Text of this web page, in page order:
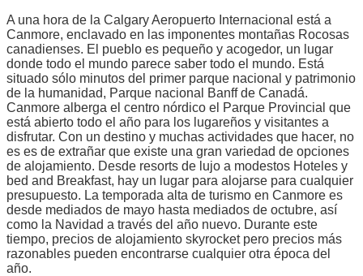
A una hora de la Calgary Aeropuerto Internacional está a
Canmore, enclavado en las imponentes montañas Rocosas
canadienses. El pueblo es pequeño y acogedor, un lugar
donde todo el mundo parece saber todo el mundo. Está
situado sólo minutos del primer parque nacional y patrimonio
de la humanidad, Parque nacional Banff de Canadá.
Canmore alberga el centro nórdico el Parque Provincial que
está abierto todo el año para los lugareños y visitantes a
disfrutar. Con un destino y muchas actividades que hacer, no
es es de extrañar que existe una gran variedad de opciones
de alojamiento. Desde resorts de lujo a modestos Hoteles y
bed and Breakfast, hay un lugar para alojarse para cualquier
presupuesto. La temporada alta de turismo en Canmore es
desde mediados de mayo hasta mediados de octubre, así
como la Navidad a través del año nuevo. Durante este
tiempo, precios de alojamiento skyrocket pero precios más
razonables pueden encontrarse cualquier otra época del
año.